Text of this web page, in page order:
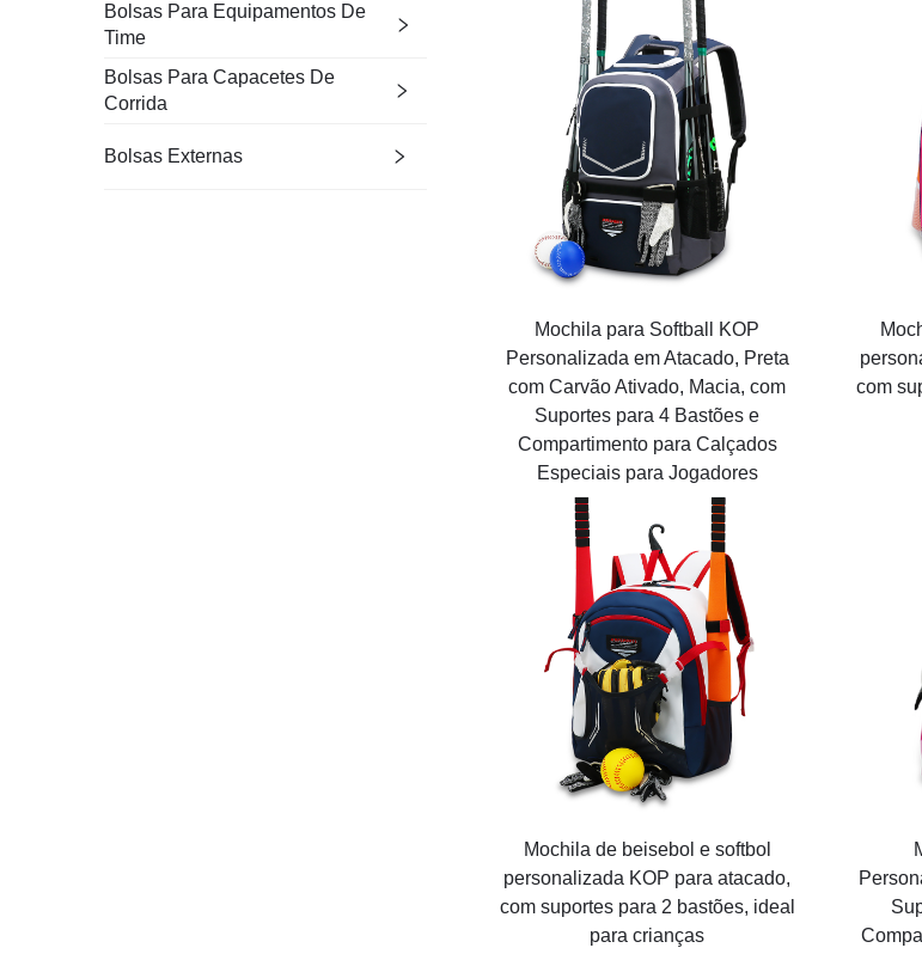
Bolsas Para Equipamentos De
Time
Bolsas Para Capacetes De
Corrida
Bolsas Externas
Mochila para Softball KOP
Personalizada em Atacado, Preta
com Carvão Ativado, Macia, com
Suportes para 4 Bastões e
Compartimento para Calçados
Especiais para Jogadores
com
Mochila de beisebol e softbol
personalizada KOP para atacado,
com suportes para 2 bastões, ideal
para crianças